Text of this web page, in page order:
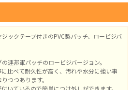
ックテープ付きのPVC製パッチ、ロービジバ
連邦軍パッチのロービジバージョン。
比べて耐久性が高く、汚れや水分に強い事
つつあります。
いているので簡単につけ外しができます。